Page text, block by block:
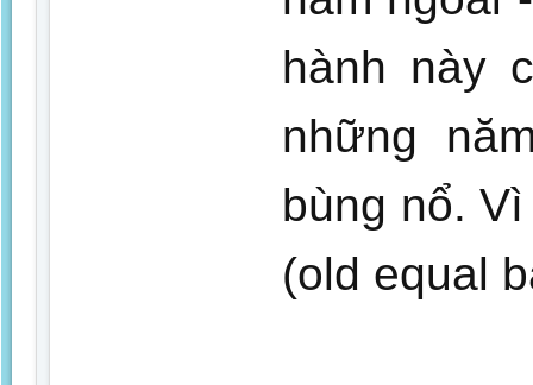
hành này
những
bùng nổ.
(old equal